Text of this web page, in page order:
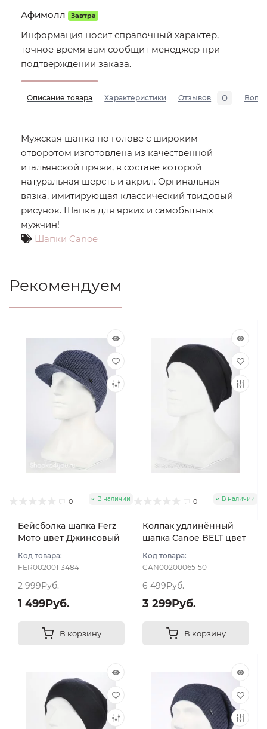
Афимолл Завтра
Информация носит справочный характер,
точное время вам сообщит менеджер при
подтверждении заказа.
Описание товара Характеристики Отзывов 0
Мужская шапка по голове с широким
отворотом изготовлена из качественной
итальянской пряжи, в составе которой
натуральная шерсть и акрил. Оргинальная
вязка, имитирующая классический твидовый
рисунок. Шапка для ярких и самобытных
мужчин!
Шапки Canoe
Рекомендуем
0 В наличии
Бейсболка шапка Ferz
Мото цвет Джинсовый
Код товара:
FER00200113484
2 999Руб.
1 499Руб.
В корзину
0 В наличии
Колпак удлинённый
шапка Canoe BELT цвет
Код товара:
CAN00200065150
6 499Руб.
3 299Руб.
В корзину